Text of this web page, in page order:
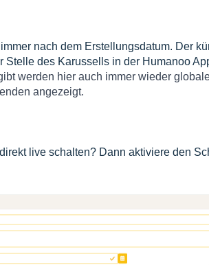
nach dem Erstellungsdatum. Der
Stelle des Karussells in der Humanoo
werden hier auch immer wieder
angezeigt.
live schalten? Dann aktiviere den